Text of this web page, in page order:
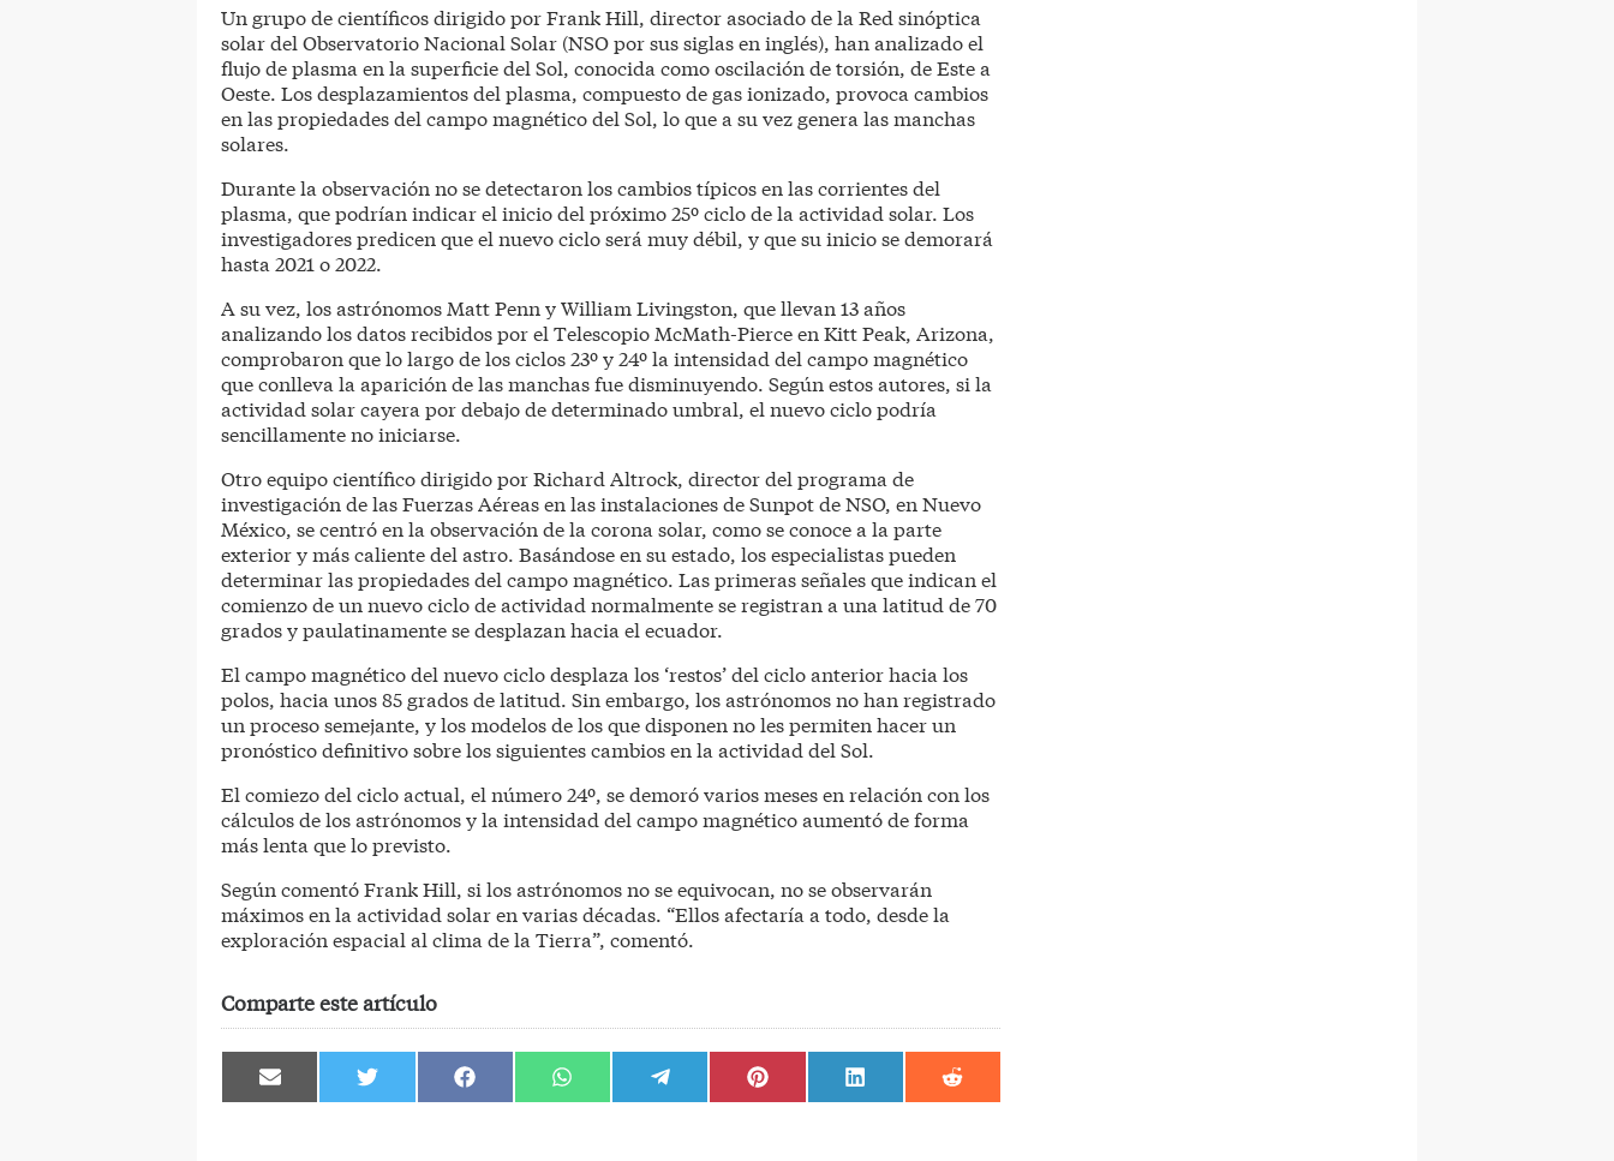
Un grupo de científicos dirigido por Frank Hill, director asociado de la Red sinóptica
solar del Observatorio Nacional Solar (NSO por sus siglas en inglés), han analizado el
flujo de plasma en la superficie del Sol, conocida como oscilación de torsión, de Este a
Oeste. Los desplazamientos del plasma, compuesto de gas ionizado, provoca cambios
en las propiedades del campo magnético del Sol, lo que a su vez genera las manchas
solares.
Durante la observación no se detectaron los cambios típicos en las corrientes del
plasma, que podrían indicar el inicio del próximo 25º ciclo de la actividad solar. Los
investigadores predicen que el nuevo ciclo será muy débil, y que su inicio se demorará
hasta 2021 o 2022.
A su vez, los astrónomos Matt Penn y William Livingston, que llevan 13 años
analizando los datos recibidos por el Telescopio McMath-Pierce en Kitt Peak, Arizona,
comprobaron que lo largo de los ciclos 23º y 24º la intensidad del campo magnético
que conlleva la aparición de las manchas fue disminuyendo. Según estos autores, si la
actividad solar cayera por debajo de determinado umbral, el nuevo ciclo podría
sencillamente no iniciarse.
Otro equipo científico dirigido por Richard Altrock, director del programa de
investigación de las Fuerzas Aéreas en las instalaciones de Sunpot de NSO, en Nuevo
México, se centró en la observación de la corona solar, como se conoce a la parte
exterior y más caliente del astro. Basándose en su estado, los especialistas pueden
determinar las propiedades del campo magnético. Las primeras señales que indican el
comienzo de un nuevo ciclo de actividad normalmente se registran a una latitud de 70
grados y paulatinamente se desplazan hacia el ecuador.
El campo magnético del nuevo ciclo desplaza los ‘restos’ del ciclo anterior hacia los
polos, hacia unos 85 grados de latitud. Sin embargo, los astrónomos no han registrado
un proceso semejante, y los modelos de los que disponen no les permiten hacer un
pronóstico definitivo sobre los siguientes cambios en la actividad del Sol.
El comiezo del ciclo actual, el número 24º, se demoró varios meses en relación con los
cálculos de los astrónomos y la intensidad del campo magnético aumentó de forma
más lenta que lo previsto.
Según comentó Frank Hill, si los astrónomos no se equivocan, no se observarán
máximos en la actividad solar en varias décadas. “Ellos afectaría a todo, desde la
exploración espacial al clima de la Tierra”, comentó.
Comparte este artículo
Compartir
en
Compartir
en
Compartir
en
Compartir
en
Compartir
en
Compartir
en
Compartir
en
Compartir
en